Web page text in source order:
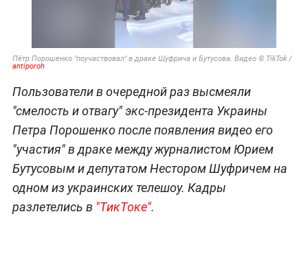
Пётр Порошенко "поучаствовал" в драке Шуфрича и Бутусова. Видео © TikTok /
antiporoh
Пользователи в очередной раз высмеяли
"смелость и отвагу" экс-президента Украины
Петра Порошенко после появления видео его
"участия" в драке между журналистом Юрием
Бутусовым и депутатом Нестором Шуфричем на
одном из украинских телешоу. Кадры
разлетелись в "ТикТоке".